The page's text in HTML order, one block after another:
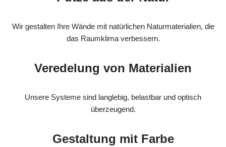
Wir gestalten Ihre Wände mit natürlichen Naturmaterialien, die
das Raumklima verbessern.
Veredelung von Materialien
Unsere Systeme sind langlebig, belastbar und optisch
überzeugend.
Gestaltung mit Farbe